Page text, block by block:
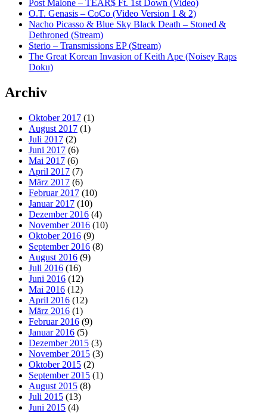
Post Malone – TEAR$ Ft. 1st Down (Video)
O.T. Genasis – CoCo (Video Version 1 & 2)
Nacho Picasso & Blue Sky Black Death – Stoned &
Dethroned (Stream)
Sterio – Transmissions EP (Stream)
The Great Korean Invasion of Keith Ape (Noisey Raps
Doku)
Archiv
Oktober 2017 (1)
August 2017 (1)
Juli 2017 (2)
Juni 2017 (6)
Mai 2017 (6)
April 2017 (7)
März 2017 (6)
Februar 2017 (10)
Januar 2017 (10)
Dezember 2016 (4)
November 2016 (10)
Oktober 2016 (9)
September 2016 (8)
August 2016 (9)
Juli 2016 (16)
Juni 2016 (12)
Mai 2016 (12)
April 2016 (12)
März 2016 (1)
Februar 2016 (9)
Januar 2016 (5)
Dezember 2015 (3)
November 2015 (3)
Oktober 2015 (2)
September 2015 (1)
August 2015 (8)
Juli 2015 (13)
Juni 2015 (4)